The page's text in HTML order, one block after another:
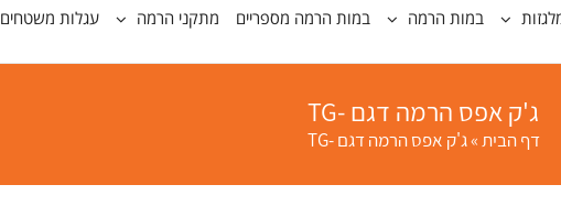
במות הרמה במות הרמה מספריים מתקני הרמה עגלות משטחים
ג'ק אפס הרמה דגם -TG
דף הבית»ג'ק אפס הרמה דגם -TG